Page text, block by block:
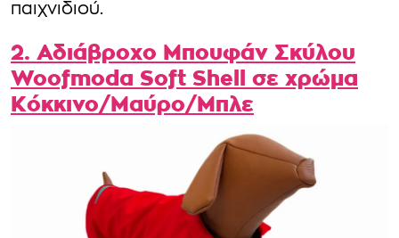
παιχνιδιού.
2. Αδιάβροχο Μπουφάν Σκύλου
Woofmoda Soft Shell σε χρώμα
Κόκκινο/Μαύρο/Μπλε